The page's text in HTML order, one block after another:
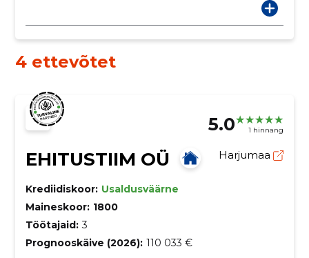
4 ettevõtet
5.0 1 hinnang
EHITUSTIIM OÜ Harjumaa
Krediidiskoor: Usaldusväärne
Maineskoor: 1800
Töötajaid: 3
Prognooskäive (2026): 110 033 €